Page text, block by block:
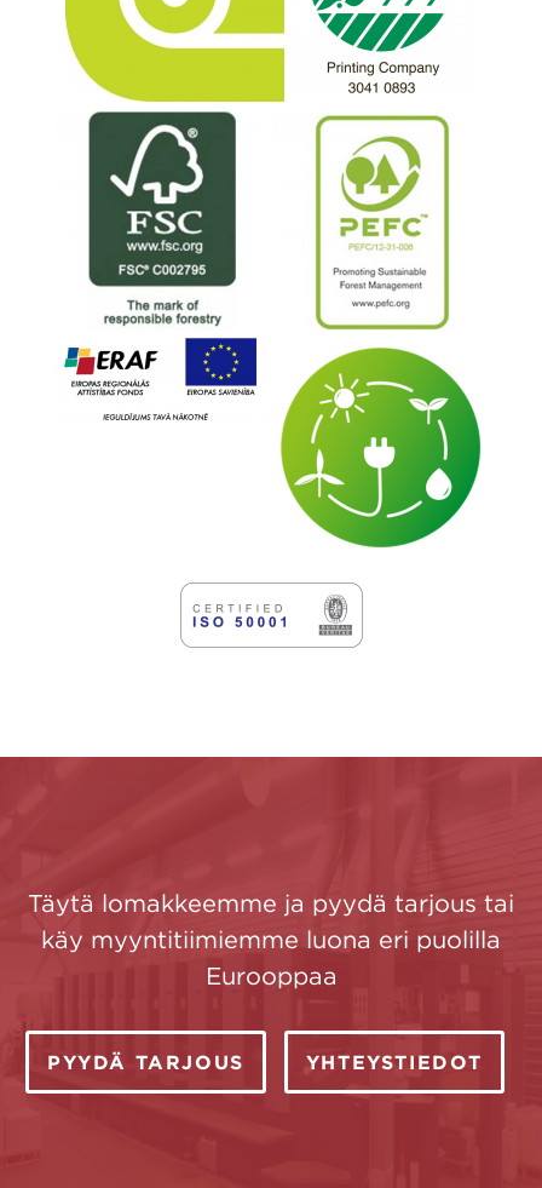
Täytä lomakkeemme ja pyydä tarjous tai
käy myyntitiimiemme luona eri puolilla
Eurooppaa
PYYDÄ TARJOUS YHTEYSTIEDOT